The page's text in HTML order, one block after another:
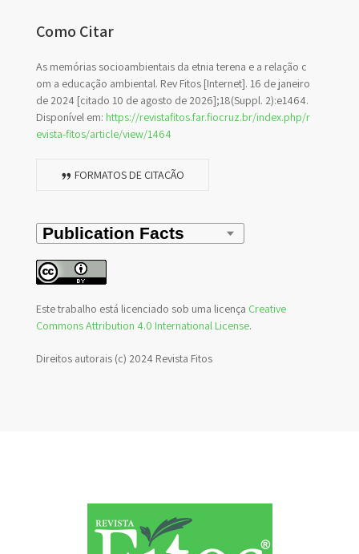
Como Citar
As memórias socioambientais da etnia terena e a relação c
om a educação ambiental. Rev Fitos [Internet]. 16 de janeiro
de 2024 [citado 10 de agosto de 2026];18(Suppl. 2):e1464.
Disponível em: https://revistafitos.far.fiocruz.br/index.php/r
evista-fitos/article/view/1464
FORMATOS DE CITAÇÃO
Este trabalho está licenciado sob uma licença Creative
Commons Attribution 4.0 International License.
Direitos autorais (c) 2024 Revista Fitos